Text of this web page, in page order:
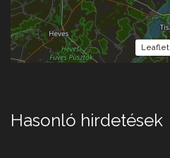
Leaflet
Hasonló hirdetések